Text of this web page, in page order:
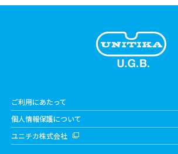
ご利用にあたって
個人情報保護について
ユニチカ株式会社